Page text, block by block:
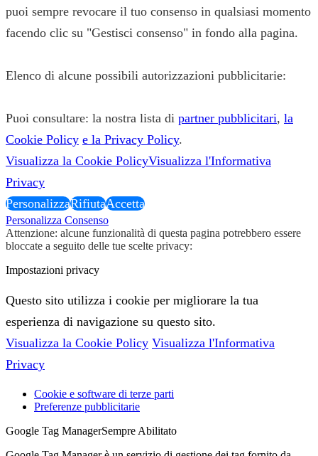
puoi sempre revocare il tuo consenso in qualsiasi momento
facendo clic su "Gestisci consenso" in fondo alla pagina.
Elenco di alcune possibili autorizzazioni pubblicitarie:
Puoi consultare: la nostra lista di partner pubblicitari, la
Cookie Policy e la Privacy Policy.
Visualizza la Cookie PolicyVisualizza l'Informativa
Privacy
PersonalizzaRifiutaAccetta
Personalizza Consenso
Attenzione: alcune funzionalità di questa pagina potrebbero essere
bloccate a seguito delle tue scelte privacy:
Impostazioni privacy
Questo sito utilizza i cookie per migliorare la tua
esperienza di navigazione su questo sito.
Visualizza la Cookie Policy Visualizza l'Informativa
Privacy
Cookie e software di terze parti
Preferenze pubblicitarie
Google Tag ManagerSempre Abilitato